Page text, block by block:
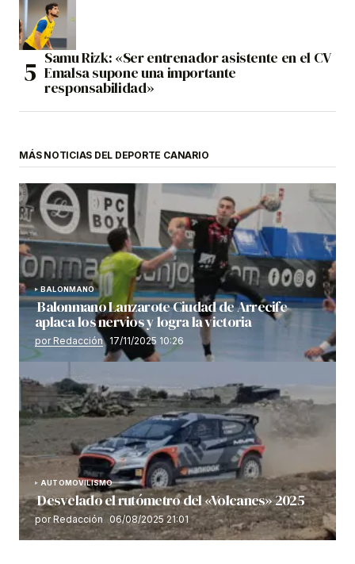
Samu Rizk: «Ser entrenador asistente en el CV
Emalsa supone una importante
responsabilidad»
MÁS NOTICIAS DEL DEPORTE CANARIO
BALONMANO
Balonmano Lanzarote Ciudad de Arrecife
aplaca los nervios y logra la victoria
por Redacción 17/11/2025 10:26
AUTOMOVILISMO
Desvelado el rutómetro del «Volcanes» 2025
por Redacción 06/08/2025 21:01